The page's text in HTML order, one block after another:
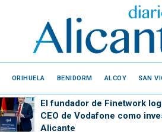
ORIHUELA BENIDORM ALCOY SAN
El fundador de Finetwork
CEO de Vodafone como
Alicante